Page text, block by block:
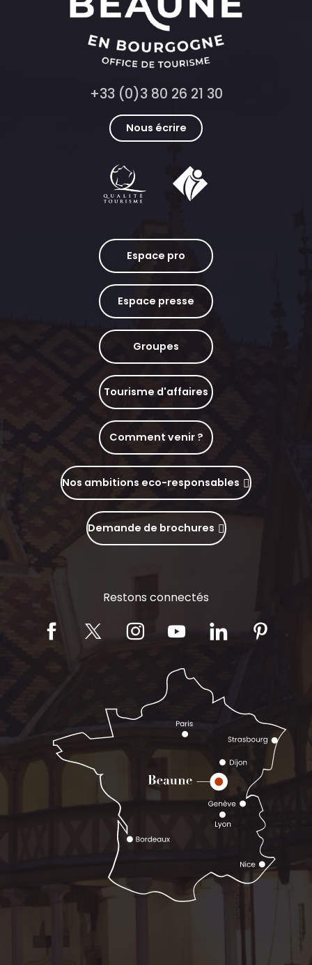
+33 (0)3 80 26 21 30
Nous écrire
Espace pro
Espace presse
Groupes
Tourisme d'affaires
Comment venir ?
Nos ambitions eco-responsables
Demande de brochures
Restons connectés